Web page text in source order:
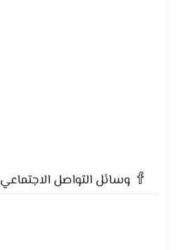
وسائل التواصل الاجتماعي